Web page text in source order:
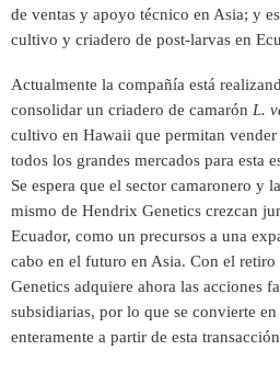
de ventas y apoyo técnico en Asia; y
cultivo y criadero de post-larvas en
Actualmente la compañía está
consolidar un criadero de camarón L.
cultivo en Hawaii que permitan vender
todos los grandes mercados para esta
Se espera que el sector camaronero y
mismo de Hendrix Genetics crezcan
Ecuador, como un precursos a una
cabo en el futuro en Asia. Con el
Genetics adquiere ahora las acciones
subsidiarias, por lo que se convierte
enteramente a partir de esta